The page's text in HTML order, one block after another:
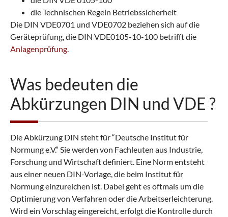
die Technischen Regeln Betriebssicherheit
Die DIN VDE0701 und VDE0702 beziehen sich auf die
Geräteprüfung, die DIN VDE0105-10-100 betrifft die
Anlagenprüfung.
Was bedeuten die
Abkürzungen DIN und VDE ?
Die Abkürzung DIN steht für “Deutsche Institut für
Normung e.V.” Sie werden von Fachleuten aus Industrie,
Forschung und Wirtschaft definiert. Eine Norm entsteht
aus einer neuen DIN-Vorlage, die beim Institut für
Normung einzureichen ist. Dabei geht es oftmals um die
Optimierung von Verfahren oder die Arbeitserleichterung.
Wird ein Vorschlag eingereicht, erfolgt die Kontrolle durch